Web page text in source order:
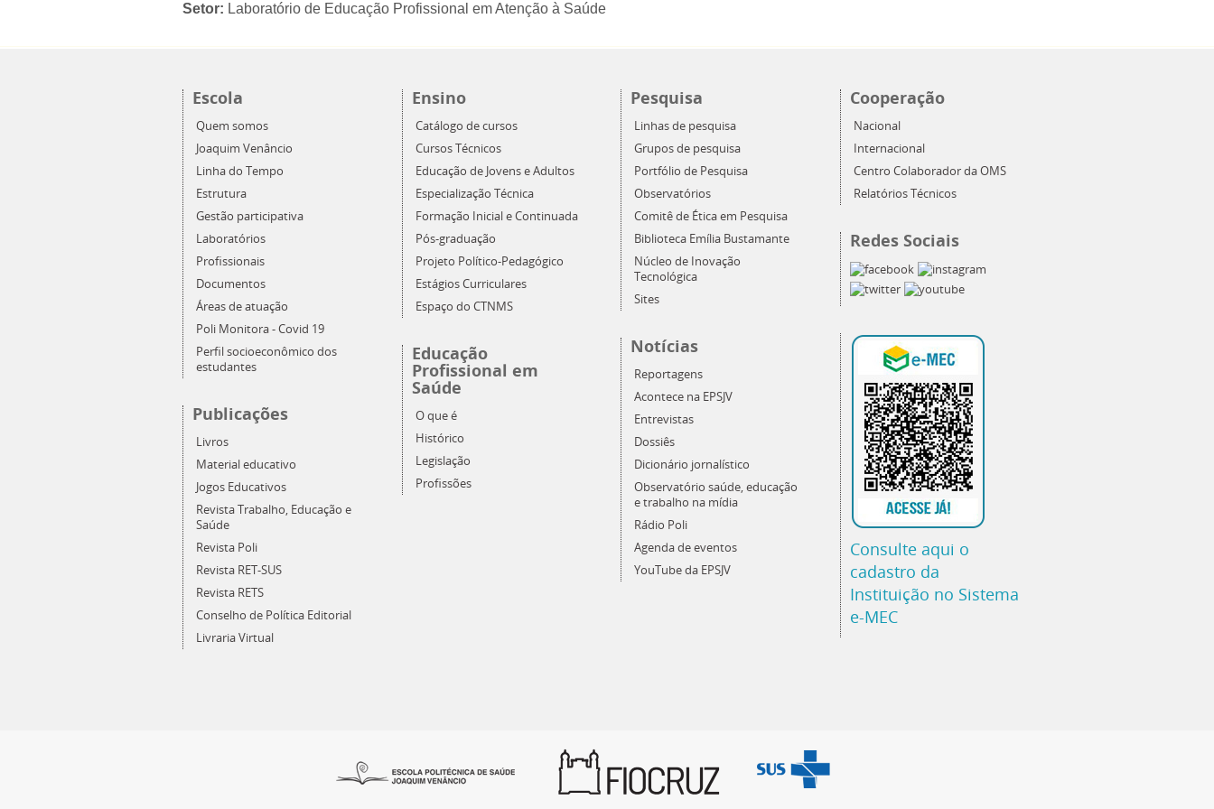
Setor: Laboratório de Educação Profissional em Atenção à Saúde
Escola
Quem somos
Joaquim Venâncio
Linha do Tempo
Estrutura
Gestão participativa
Laboratórios
Profissionais
Documentos
Áreas de atuação
Poli Monitora - Covid 19
Perfil socioeconômico dos
estudantes
Publicações
Livros
Material educativo
Jogos Educativos
Revista Trabalho, Educação e
Saúde
Revista Poli
Revista RET-SUS
Revista RETS
Conselho de Política Editorial
Livraria Virtual
Ensino
Catálogo de cursos
Cursos Técnicos
Educação de Jovens e Adultos
Especialização Técnica
Formação Inicial e Continuada
Pós-graduação
Projeto Político-Pedagógico
Estágios Curriculares
Espaço do CTNMS
Educação
Profissional em
Saúde
O que é
Histórico
Legislação
Profissões
Pesquisa
Linhas de pesquisa
Grupos de pesquisa
Portfólio de Pesquisa
Observatórios
Comitê de Ética em Pesquisa
Biblioteca Emília Bustamante
Núcleo de Inovação
Tecnológica
Sites
Notícias
Reportagens
Acontece na EPSJV
Entrevistas
Dossiês
Dicionário jornalístico
Observatório saúde, educação
e trabalho na mídia
Rádio Poli
Agenda de eventos
YouTube da EPSJV
Cooperação
Nacional
Internacional
Centro Colaborador da OMS
Relatórios Técnicos
Redes Sociais
Consulte aqui o
cadastro da
Instituição no Sistema
e-MEC